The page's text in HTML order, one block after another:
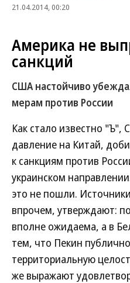
21.04.2014, 00:20
Америка не
санкций
США настойчиво
мерам против России
Как стало известно "Ъ",
давление на Китай,
к санкциям против
украинском
это не пошли.
впрочем, утверждают:
вполне ожидаема, а в
тем, что Пекин
территориальную
же выражают